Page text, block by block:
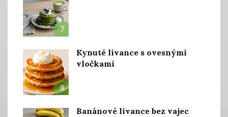
7
8
Kynuté lívance s ovesnými
vločkami
Banánové lívance bez vajec